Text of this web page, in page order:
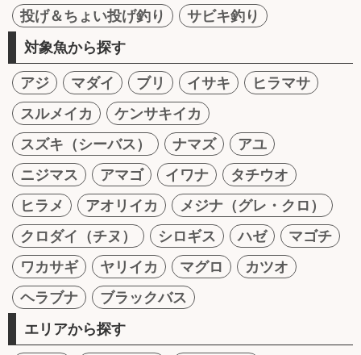
投げ＆ちょい投げ釣り
サビキ釣り
対象魚から探す
アジ マダイ ブリ イサキ
ヒラマサ
スルメイカ
ケンサキイカ
スズキ（シーバス）
ナマズ
アユ
ニジマス
アマゴ イワナ
タチウオ
ヒラメ
アオリイカ
メジナ（グレ・クロ）
クロダイ（チヌ）
シロギス ハゼ
マゴチ
ワカサギ
ヤリイカ マグロ
カツオ
ヘラブナ
ブラックバス
エリアから探す